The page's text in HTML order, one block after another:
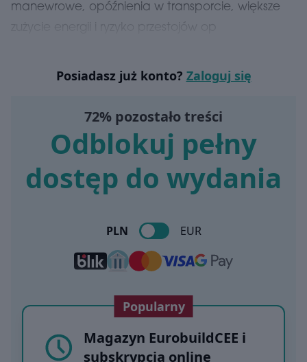
manewrowe, opóźnienia w transporcie, większe
Posiadasz już konto? Zaloguj się
72% pozostało treści
Odblokuj pełny
dostęp do wydania
PLN EUR
Popularny
Magazyn EurobuildCEE i
subskrypcja online